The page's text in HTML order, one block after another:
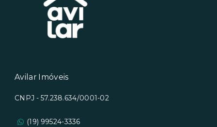
Avilar Imóveis
CNPJ - 57.238.634/0001-02
(19) 99524-3336